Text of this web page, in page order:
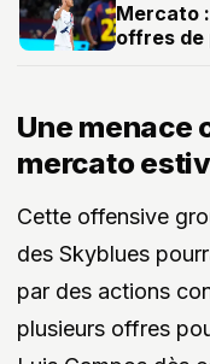
Mercato
offres de
Une menace
mercato
Cette offensive
des Skyblues
par des actions
plusieurs offres